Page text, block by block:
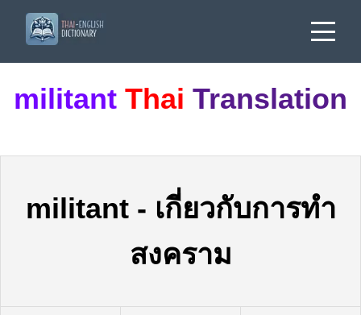
militant Thai Translation
militant- เกี่ยวกับการทำ
สงคราม